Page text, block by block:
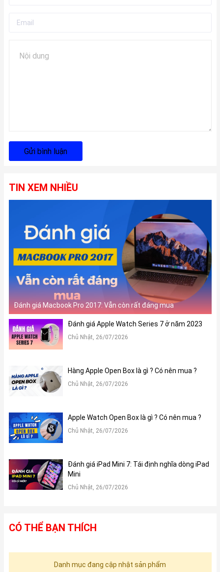
Gửi bình luận
TIN XEM NHIỀU
Đánh giá Macbook Pro 2017: Vẫn còn rất đáng mua
Đánh giá Apple Watch Series 7 ở năm 2023
Chủ Nhật, 26/07/2026
Hàng Apple Open Box là gì ? Có nên mua ?
Chủ Nhật, 26/07/2026
Apple Watch Open Box là gì ? Có nên mua ?
Chủ Nhật, 26/07/2026
Đánh giá iPad Mini 7: Tái định nghĩa dòng iPad
Mini
Chủ Nhật, 26/07/2026
CÓ THỂ BẠN THÍCH
Danh mục đang cập nhật sản phẩm